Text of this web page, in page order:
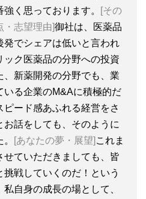
く思っております。
[その
・志望理由]御社は、医薬品
発でシェアは低いと言われ
ク医薬品の分野への投資
、新薬開発の分野でも、業
いる企業のM&Aに積極的だ
ード感あふれる経営をさ
話をしても、そのように
[あなたの夢・展望] これま
せていただきましても、皆
戦していくのだ！という
自身の成長の場として、